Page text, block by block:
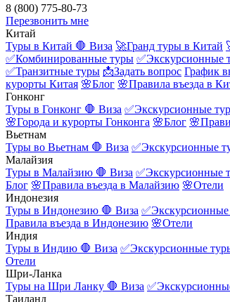
8 (800) 775-80-73
Перезвонить мне
Китай
Туры в Китай 🛑 Виза 🚀Гранд туры в Китай
✅Комбинированные туры ✅Экскурсионные
✅Транзитные туры 📩Задать вопрос График
курорты Китая 🌸Блог 🌸Правила въезда в
Гонконг
Туры в Гонконг 🛑 Виза ✅Экскурсионные
🌸Города и курорты Гонконга 🌸Блог
Вьетнам
Туры во Вьетнам 🛑 Виза ✅Экскурсионные
Малайзия
Туры в Малайзию 🛑 Виза ✅Экскурсионные
Блог 🌸Правила въезда в Малайзию 🌸Отели
Индонезия
Туры в Индонезию 🛑 Виза
Правила въезда в Индонезию 🌸Отели
Индия
Туры в Индию 🛑 Виза ✅Экскурсионные
Отели
Шри-Ланка
Туры на Шри Ланку 🛑 Виза
Таиланд